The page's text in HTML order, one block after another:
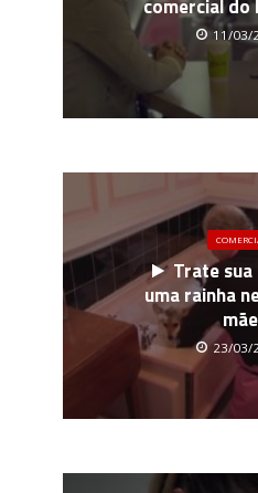
comercial do
11/03/
Trate sua
uma rainha
23/03/